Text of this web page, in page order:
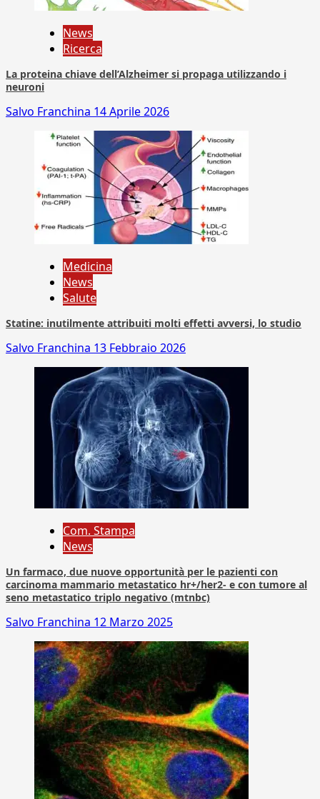
News
Ricerca
La proteina chiave dell’Alzheimer si propaga utilizzando i
neuroni
Salvo Franchina 14 Aprile 2026
Medicina
News
Salute
Statine: inutilmente attribuiti molti effetti avversi, lo studio
Salvo Franchina 13 Febbraio 2026
Com. Stampa
News
Un farmaco, due nuove opportunità per le pazienti con
carcinoma mammario metastatico hr+/her2- e con tumore al
seno metastatico triplo negativo (mtnbc)
Salvo Franchina 12 Marzo 2025